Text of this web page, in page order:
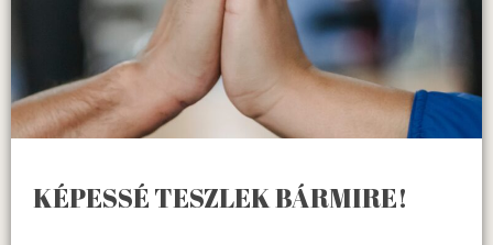
KÉPESSÉ TESZLEK BÁRMIRE!